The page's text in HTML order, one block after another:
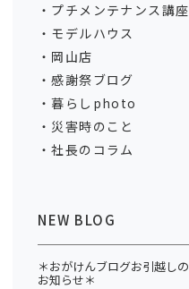
プチメンテナンス講座
モデルハウス
岡山店
感謝祭ブログ
暮らしphoto
災害時のこと
社長のコラム
NEW BLOG
＊おがけんブログお引越しの
お知らせ＊